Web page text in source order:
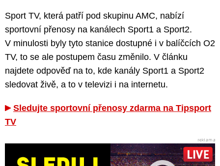
Sport TV, která patří pod skupinu AMC, nabízí
sportovní přenosy na kanálech Sport1 a Sport2.
V minulosti byly tyto stanice dostupné i v balíčcích O2
TV, to se ale postupem času změnilo. V článku
najdete odpověď na to, kde kanály Sport1 a Sport2
sledovat živě, a to v televizi i na internetu.
Sledujte sportovní přenosy zdarma na Tipsport
TV